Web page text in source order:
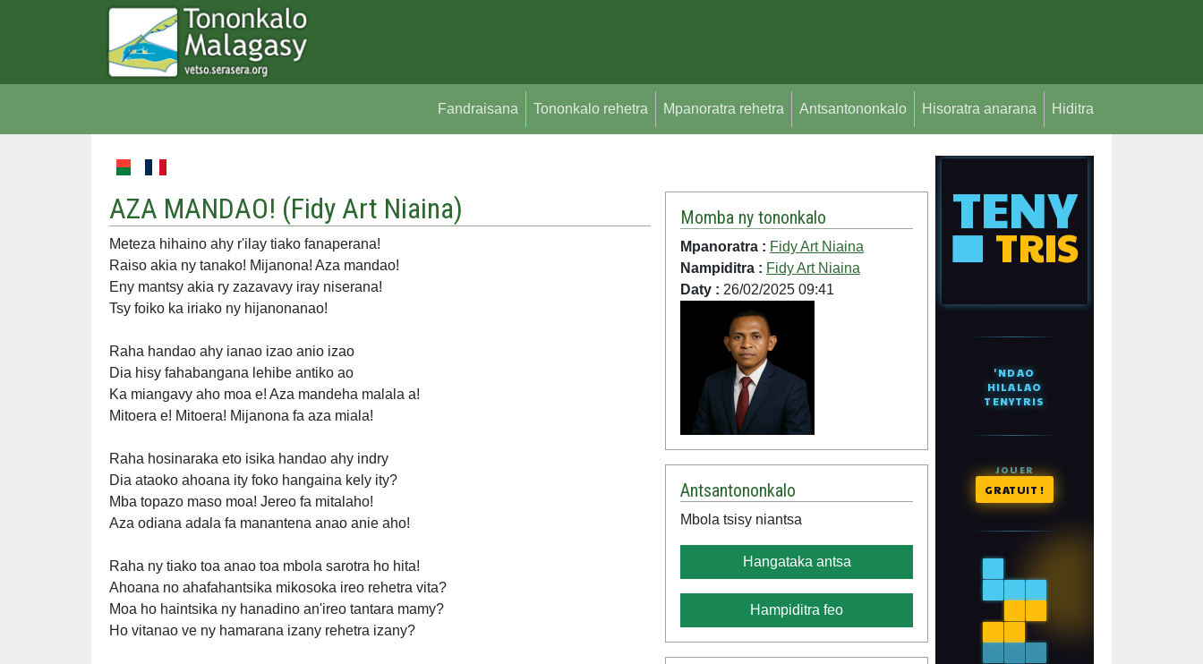
Fandraisana Tononkalo rehetra Mpanoratra rehetra Antsantononkalo Hisoratra anarana Hiditra
AZA MANDAO! (Fidy Art Niaina)
Meteza hihaino ahy r'ilay tiako fanaperana!
Raiso akia ny tanako! Mijanona! Aza mandao!
Eny mantsy akia ry zazavavy iray niserana!
Tsy foiko ka iriako ny hijanonanao!
Raha handao ahy ianao izao anio izao
Dia hisy fahabangana lehibe antiko ao
Ka miangavy aho moa e! Aza mandeha malala a!
Mitoera e! Mitoera! Mijanona fa aza miala!
Raha hosinaraka eto isika handao ahy indry
Dia ataoko ahoana ity foko hangaina kely ity?
Mba topazo maso moa! Jereo fa mitalaho!
Aza odiana adala fa manantena anao anie aho!
Raha ny tiako toa anao toa mbola sarotra ho hita!
Ahoana no ahafahantsika mikosoka ireo rehetra vita?
Moa ho haintsika ny hanadino an'ireo tantara mamy?
Ho vitanao ve ny hamarana izany rehetra izany?
Momba ny tononkalo
Mpanoratra : Fidy Art Niaina
Nampiditra : Fidy Art Niaina
Daty : 26/02/2025 09:41
Antsantononkalo
Mbola tsisy niantsa
Hangataka antsa
Hampiditra feo